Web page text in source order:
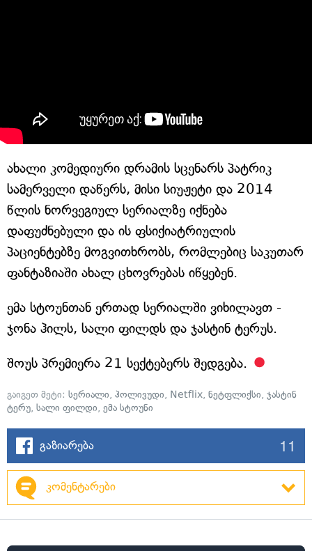
ახალი კომედიური დრამის სცენარს პატრიკ
სამერველი დაწერს, მისი სიუჟეტი და 2014
წლის ნორვეგიულ სერიალზე იქნება
დაფუძნებული და ის ფსიქიატრიულის
პაციენტებზე მოგვითხრობს, რომლებიც საკუთარ
ფანტაზიაში ახალ ცხოვრებას იწყებენ.
ემა სტოუნთან ერთად სერიალში ვიხილავთ -
ჯონა ჰილს, სალი ფილდს და ჯასტინ ტერუს.
შოუს პრემიერა 21 სექტებერს შედგება.
გაიგეთ მეტი: სერიალი, ჰოლივუდი, Netflix, ნეტფლიქსი, ჯასტინ
ტერუ, სალი ფილდი, ემა სტოუნი
გაზიარება 11
კომენტარები